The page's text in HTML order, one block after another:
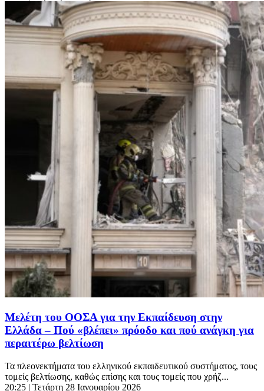
Μελέτη του ΟΟΣΑ για την Εκπαίδευση στην
Ελλάδα – Πού «βλέπει» πρόοδο και πού ανάγκη για
περαιτέρω βελτίωση
Τα πλεονεκτήματα του ελληνικού εκπαιδευτικού συστήματος, τους
τομείς βελτίωσης, καθώς επίσης και τους τομείς που χρήζ...
20:25 | Τετάρτη 28 Ιανουαρίου 2026